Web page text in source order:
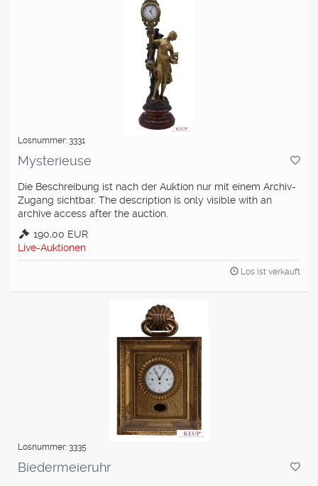
Losnummer: 3331
Mysterieuse
Die Beschreibung ist nach der Auktion nur mit einem Archiv-
Zugang sichtbar. The description is only visible with an
archive access after the auction.
190,00 EUR
Live-Auktionen
Los ist verkauft
Losnummer: 3335
Biedermeieruhr